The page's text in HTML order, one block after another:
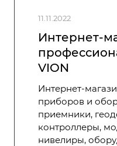
11.11.2022
Интернет-
VION
Интернет-
приборов и
приемники,
контроллеры,
нивелиры,